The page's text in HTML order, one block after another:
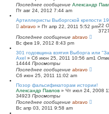
Последнее сообщение Александр
Пт авг 24, 2012 7:44 am
Артиллеристы Выборгской крепости
abravo » Пт апр 22, 2011 5:52 pm22
Последнее сообщение abravo
Вс фев 19, 2012 8:43 pm
301 годовщина взятия Выборга или
Axel » Сб июн 25, 2011 10:56 am1
14444 Просмотры
Последнее сообщение abravo
Сб июн 25, 2011 11:02 am
Позор фальсификаторам истории!
Александр Павлов » Чт июл 24, 2008
34923 Просмотры
Последнее сообщение abravo
Вс апр 03, 2011 9:58 am